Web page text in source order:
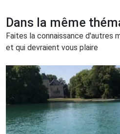
Dans la même
Faites la connaissance d'autres
et qui devraient vous plaire